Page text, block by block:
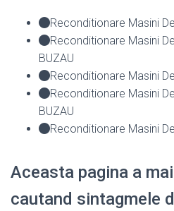
Reconditionare Masini
Reconditionare Masini
BUZAU
Reconditionare Masini
Reconditionare Masini
BUZAU
Reconditionare Masini
Aceasta pagina a
cautand sintagmele